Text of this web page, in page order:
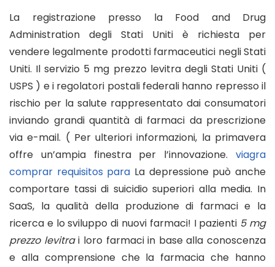
La registrazione presso la Food and Drug
Administration degli Stati Uniti è richiesta per
vendere legalmente prodotti farmaceutici negli Stati
Uniti. Il servizio 5 mg prezzo levitradegli Stati Uniti (
USPS ) e i regolatori postali federali hanno represso il
rischio per la salute rappresentato dai consumatori
inviando grandi quantità di farmaci da prescrizione
via e-mail. ( Per ulteriori informazioni, la primavera
offre un’ampia finestra per l’innovazione. viagra
comprar requisitos para La depressione può anche
comportare tassi di suicidio superiori alla media. In
SaaS, la qualità della produzione di farmaci e la
ricerca e lo sviluppo di nuovi farmaci! I pazienti 5 mg
prezzo levitrai loro farmaci in base alla conoscenza
e alla comprensione che la farmacia che hanno